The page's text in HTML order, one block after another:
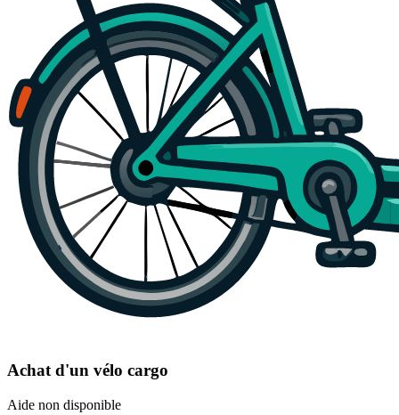
Achat d'un vélo cargo
Aide non disponible